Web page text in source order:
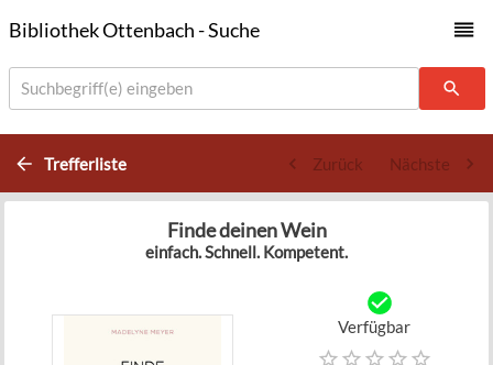
Bibliothek Ottenbach - Suche
Suchbegriff(e) eingeben
Trefferliste Zurück Nächste
Finde deinen Wein
einfach. Schnell. Kompetent.
Verfügbar